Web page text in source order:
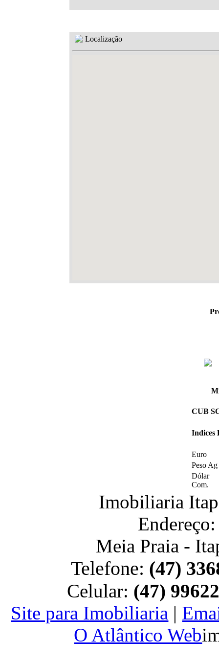
Localização
CUB
Indices
Euro
Peso Ag
Dólar
Com.
Imobiliaria
Meia Praia -
Telefone: (47)
Celular: (47)
Site para Imobiliaria |
O Atlântico Web